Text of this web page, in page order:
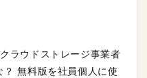
ラウドストレージ事業者
無料版を社員個人に使